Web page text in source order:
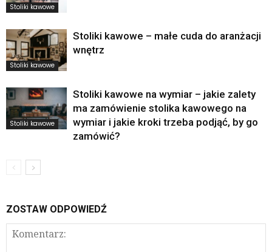
Stoliki kawowe
Stoliki kawowe
Stoliki kawowe – małe cuda do aranżacji
wnętrz
Stoliki kawowe
Stoliki kawowe na wymiar – jakie zalety
ma zamówienie stolika kawowego na
wymiar i jakie kroki trzeba podjąć, by go
zamówić?
ZOSTAW ODPOWIEDŹ